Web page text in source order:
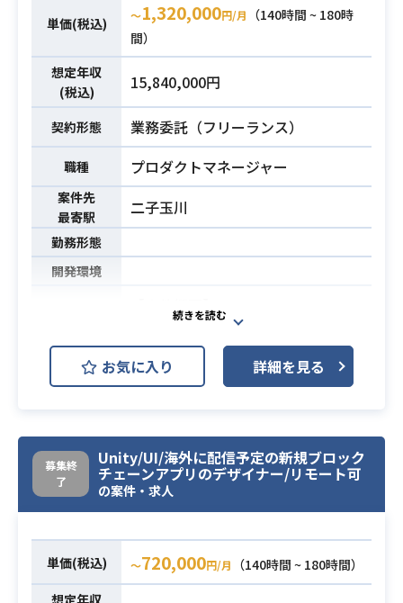
5、6個のPJを並行して動かしていた
だくこととなりますので、そのよう
な経験がいままでにある方がマッチ
するかと思います。
詳細につきましては面談時にお話し
ていただきます。
※固定日での対応があるため、夜間
対応や休日対応が発生する可能性も
ございます
・日本語でのコミュニケーションが
・PdMとして海外ベンダーと折衝を
・簡単なスクリプトを書ける方（Pyt
honなど）
単価(税込) 〜1,320,000円/月
（140時間 ~ 180時
間）
想定年収
(税込)
15,840,000円
契約形態 業務委託（フリーランス）
職種 プロダクトマネージャー
案件先
最寄駅
二子玉川
勤務形態
開発環境
業務内容
【案件概要】
某大手Web系企業のモバイル事業に
おいて、主に請求周りや課金周りの
案件をPdMとしてご対応いただきま
ので、英語でのコミュケーションは
必須となります。
一方で社内でのやりとりは日本語と
なりますので、日本語能力も必須と
5,6個のPJを並行して動かしていただ
くこととなりますので、そのような
お気に入り 詳細を見る
募集終
了
Unity/UI/海外に配信予定の新規ブロック
チェーンアプリのデザイナー/リモート可
の案件・求人
単価(税込) 〜720,000円/月
（140時間 ~ 180時間）